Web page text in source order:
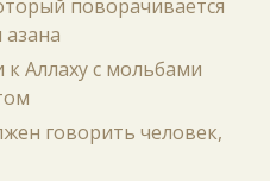
поворачивается
Аллаху с мольбами
говорить человек,